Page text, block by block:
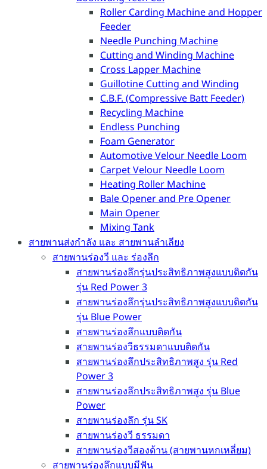
Roller Carding Machine and Hopper
Feeder
Needle Punching Machine
Cutting and Winding Machine
Cross Lapper Machine
Guillotine Cutting and Winding
C.B.F. (Compressive Batt Feeder)
Recycling Machine
Endless Punching
Foam Generator
Automotive Velour Needle Loom
Carpet Velour Needle Loom
Heating Roller Machine
Bale Opener and Pre Opener
Main Opener
Mixing Tank
สายพานส่งกำลัง และ สายพานลำเลียง
สายพานร่องวี และ ร่องลึก
สายพานร่องลึกรุ่นประสิทธิภาพสูงแบบติดกัน
รุ่น Red Power 3
สายพานร่องลึกรุ่นประสิทธิภาพสูงแบบติดกัน
รุ่น Blue Power
สายพานร่องลึกแบบติดกัน
สายพานร่องวีธรรมดาแบบติดกัน
สายพานร่องลึกประสิทธิภาพสูง รุ่น Red
Power 3
สายพานร่องลึกประสิทธิภาพสูง รุ่น Blue
Power
สายพานร่องลึก รุ่น SK
สายพานร่องวี ธรรมดา
สายพานร่องวีสองด้าน (สายพานหกเหลี่ยม)
สายพานร่องลึกแบบมีฟัน